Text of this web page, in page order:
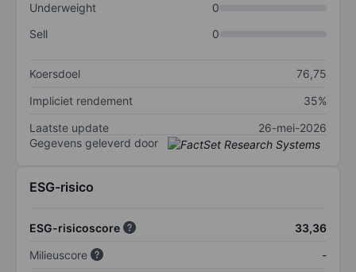
Underweight
0
Sell
0
Koersdoel
76,75
Impliciet rendement
35%
Laatste update
26-mei-2026
Gegevens geleverd door
ESG-risico
ESG-risicoscore
33,36
Milieuscore
-